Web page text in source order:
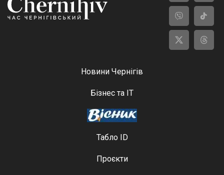
Новини Чернігів
Бізнес та ІТ
Табло ID
Проєкти